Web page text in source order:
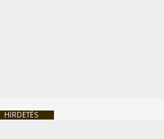
HIRDETÉS